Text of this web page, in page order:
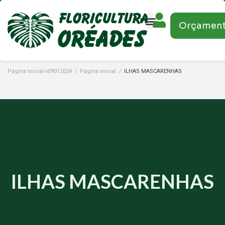
Página Inicial-v09012024 / Página inicial / ILHAS MASCARENHAS
ILHAS MASCARENHAS